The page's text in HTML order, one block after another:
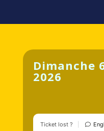
Dimanche
2026